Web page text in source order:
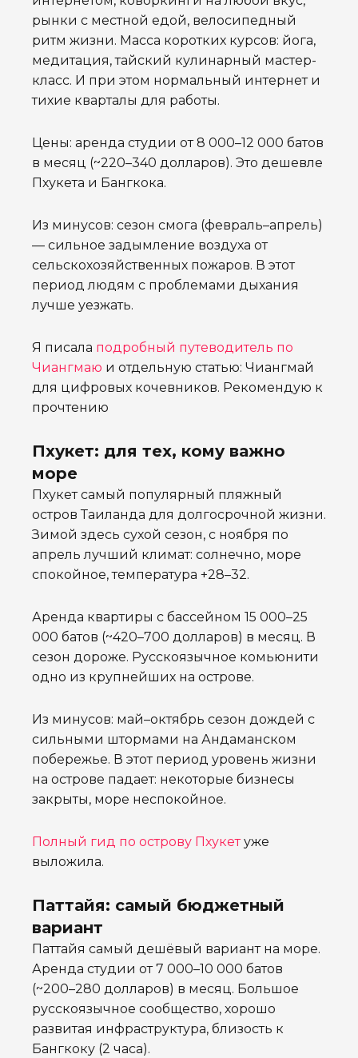
рынки с местной едой, велосипедный
ритм жизни. Масса коротких курсов: йога,
медитация, тайский кулинарный мастер-
класс. И при этом нормальный интернет и
тихие кварталы для работы.
Цены: аренда студии от 8 000–12 000 батов
в месяц (~220–340 долларов). Это дешевле
Пхукета и Бангкока.
Из минусов: сезон смога (февраль–апрель)
— сильное задымление воздуха от
сельскохозяйственных пожаров. В этот
период людям с проблемами дыхания
лучше уезжать.
Я писала подробный путеводитель по
Чиангмаю и отдельную статью: Чиангмай
для цифровых кочевников. Рекомендую к
прочтению
Пхукет: для тех, кому важно
море
Пхукет самый популярный пляжный
остров Таиланда для долгосрочной жизни.
Зимой здесь сухой сезон, с ноября по
апрель лучший климат: солнечно, море
спокойное, температура +28–32.
Аренда квартиры с бассейном 15 000–25
000 батов (~420–700 долларов) в месяц. В
сезон дороже. Русскоязычное комьюнити
одно из крупнейших на острове.
Из минусов: май–октябрь сезон дождей с
сильными штормами на Андаманском
побережье. В этот период уровень жизни
на острове падает: некоторые бизнесы
закрыты, море неспокойное.
Полный гид по острову Пхукетуже
выложила.
Паттайя: самый бюджетный
вариант
Паттайя самый дешёвый вариант на море.
Аренда студии от 7 000–10 000 батов
(~200–280 долларов) в месяц. Большое
русскоязычное сообщество, хорошо
развитая инфраструктура, близость к
Бангкоку (2 часа).